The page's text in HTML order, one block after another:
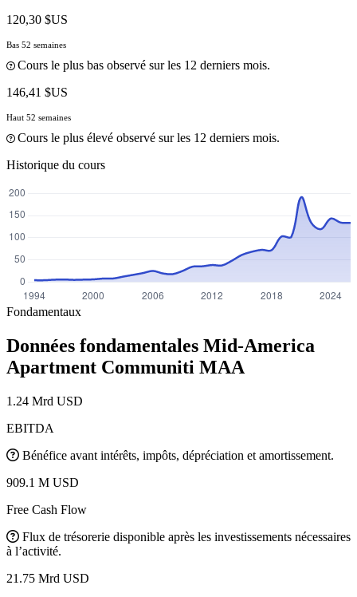
120,30 $US
Bas 52 semaines
Cours le plus bas observé sur les 12 derniers mois.
146,41 $US
Haut 52 semaines
Cours le plus élevé observé sur les 12 derniers mois.
Historique du cours
Fondamentaux
Données fondamentales Mid-America
Apartment Communiti MAA
1.24 Mrd USD
EBITDA
Bénéfice avant intérêts, impôts, dépréciation et amortissement.
909.1 M USD
Free Cash Flow
Flux de trésorerie disponible après les investissements nécessaires
à l’activité.
21.75 Mrd USD